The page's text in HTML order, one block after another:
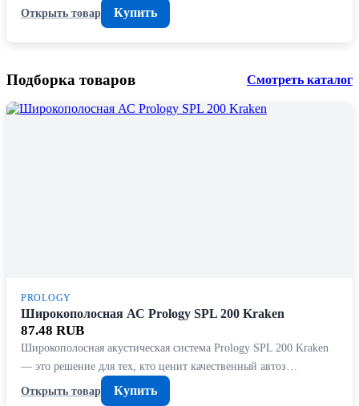
Открыть товар Купить
Подборка товаров Смотреть каталог
PROLOGY
Широкополосная АС Prology SPL 200 Kraken
87.48 RUB
Широкополосная акустическая система Prology SPL 200 Kraken
— это решение для тех, кто ценит качественный автоз…
Открыть товар
Купить